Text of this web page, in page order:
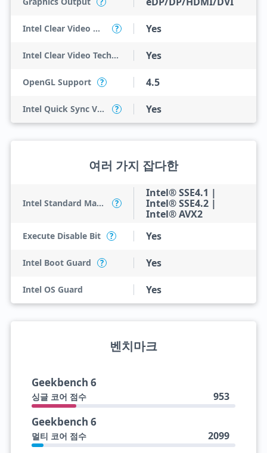
Intel Clear Video HD Technology ? Yes
Intel Clear Video Technology Yes
OpenGL Support ? 4.5
Intel Quick Sync Video ? Yes
여러 가지 잡다한
Intel Standard Manageability (ISM) ?
Intel® SSE4.1 |
Intel® SSE4.2 |
Intel® AVX2
Execute Disable Bit ? Yes
Intel Boot Guard ? Yes
Intel OS Guard Yes
벤치마크
Geekbench 6
싱글 코어 점수 953
Geekbench 6
멀티 코어 점수 2099